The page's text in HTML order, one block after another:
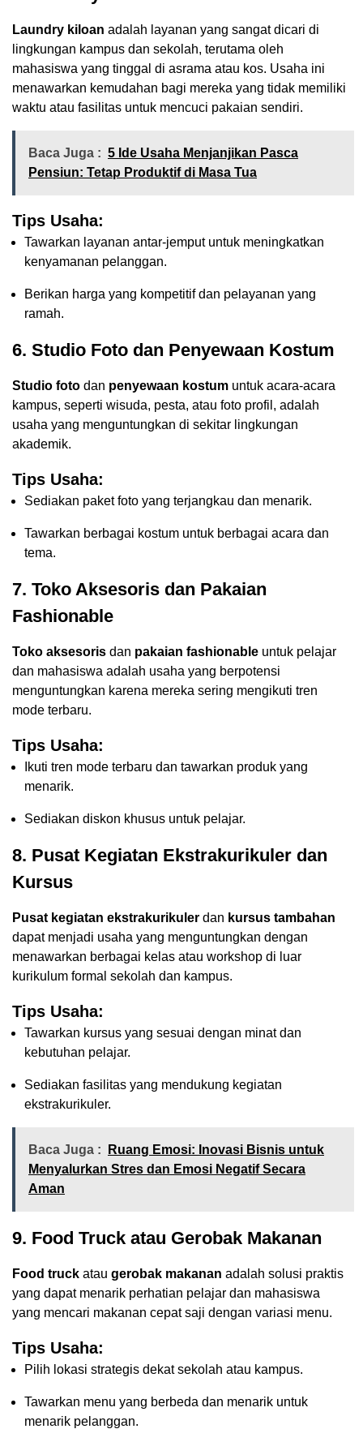
Laundry kiloan adalah layanan yang sangat dicari di
lingkungan kampus dan sekolah, terutama oleh
mahasiswa yang tinggal di asrama atau kos. Usaha ini
menawarkan kemudahan bagi mereka yang tidak memiliki
waktu atau fasilitas untuk mencuci pakaian sendiri.
Baca Juga : 5 Ide Usaha Menjanjikan Pasca
Pensiun: Tetap Produktif di Masa Tua
Tips Usaha:
Tawarkan layanan antar-jemput untuk meningkatkan
kenyamanan pelanggan.
Berikan harga yang kompetitif dan pelayanan yang
ramah.
6. Studio Foto dan Penyewaan Kostum
Studio foto dan penyewaan kostum untuk acara-acara
kampus, seperti wisuda, pesta, atau foto profil, adalah
usaha yang menguntungkan di sekitar lingkungan
akademik.
Tips Usaha:
Sediakan paket foto yang terjangkau dan menarik.
Tawarkan berbagai kostum untuk berbagai acara dan
tema.
7. Toko Aksesoris dan Pakaian
Fashionable
Toko aksesoris dan pakaian fashionable untuk pelajar
dan mahasiswa adalah usaha yang berpotensi
menguntungkan karena mereka sering mengikuti tren
mode terbaru.
Tips Usaha:
Ikuti tren mode terbaru dan tawarkan produk yang
menarik.
Sediakan diskon khusus untuk pelajar.
8. Pusat Kegiatan Ekstrakurikuler dan
Kursus
Pusat kegiatan ekstrakurikuler dan kursus tambahan
dapat menjadi usaha yang menguntungkan dengan
menawarkan berbagai kelas atau workshop di luar
kurikulum formal sekolah dan kampus.
Tips Usaha:
Tawarkan kursus yang sesuai dengan minat dan
kebutuhan pelajar.
Sediakan fasilitas yang mendukung kegiatan
ekstrakurikuler.
Baca Juga :
Ruang Emosi: Inovasi Bisnis untuk
Menyalurkan Stres dan Emosi Negatif Secara
Aman
9. Food Truck atau Gerobak Makanan
Food truck atau gerobak makanan adalah solusi praktis
yang dapat menarik perhatian pelajar dan mahasiswa
yang mencari makanan cepat saji dengan variasi menu.
Tips Usaha:
Pilih lokasi strategis dekat sekolah atau kampus.
Tawarkan menu yang berbeda dan menarik untuk
menarik pelanggan.